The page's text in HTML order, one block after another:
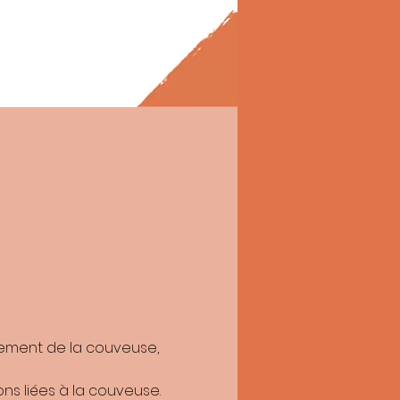
par Réusit, pour permettre de me
Réusit
Réusit : Angle de le rue
de la couveuse,
liées à la couveuse.